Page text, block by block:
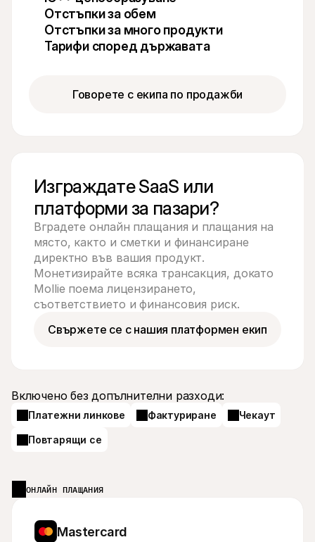
Отстъпки за обем
Отстъпки за много продукти
Тарифи според държавата
Говорете с екипа по продажби
Изграждате SaaS или
платформи за пазари?
Вградете онлайн плащания и плащания на
място, както и сметки и финансиране
директно във вашия продукт.
Монетизирайте всяка трансакция, докато
Mollie поема лицензирането,
съответствието и финансовия риск.
Свържете се с нашия платформен екип
Включено без допълнителни разходи:
Платежни линкове Фактуриране Чекаут
Повтарящи се
ОНЛАЙН ПЛАЩАНИЯ
Mastercard
Контакт
За купувачи
Разберете защо Mollie е на вашето банково извлечение
За клиентите на Mollie
Свържете се с нашия екип по клиентска поддръжка